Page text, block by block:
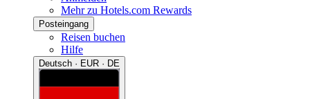
Mehr zu Hotels.com Rewards
Posteingang
Reisen buchen
Hilfe
Deutsch · EUR · DE